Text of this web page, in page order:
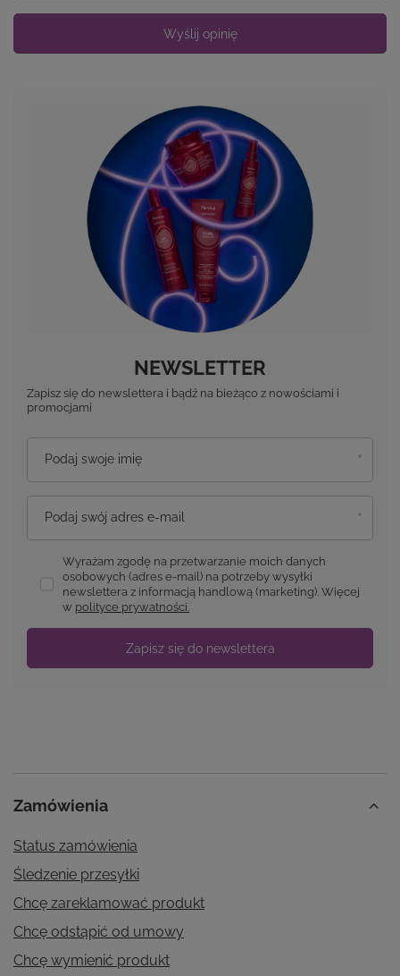
Wyślij opinię
NEWSLETTER
Zapisz się do newslettera i bądź na bieżąco z nowościami i
promocjami
Podaj swoje imię
Podaj swój adres e-mail
Wyrażam zgodę na przetwarzanie moich danych
osobowych (adres e-mail) na potrzeby wysyłki
newslettera z informacją handlową (marketing). Więcej
w polityce prywatności.
Zapisz się do newslettera
Zamówienia
Status zamówienia
Śledzenie przesyłki
Chcę zareklamować produkt
Chcę odstąpić od umowy
Chcę wymienić produkt